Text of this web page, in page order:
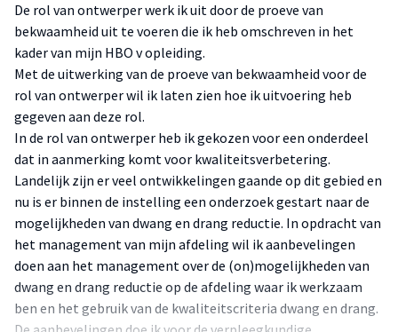
De rol van ontwerper werk ik uit door de proeve van
bekwaamheid uit te voeren die ik heb omschreven in het
kader van mijn HBO v opleiding.
Met de uitwerking van de proeve van bekwaamheid voor de
rol van ontwerper wil ik laten zien hoe ik uitvoering heb
gegeven aan deze rol.
In de rol van ontwerper heb ik gekozen voor een onderdeel
dat in aanmerking komt voor kwaliteitsverbetering.
Landelijk zijn er veel ontwikkelingen gaande op dit gebied en
nu is er binnen de instelling een onderzoek gestart naar de
mogelijkheden van dwang en drang reductie. In opdracht van
het management van mijn afdeling wil ik aanbevelingen
doen aan het management over de (on)mogelijkheden van
dwang en drang reductie op de afdeling waar ik werkzaam
ben en het gebruik van de kwaliteitscriteria dwang en drang.